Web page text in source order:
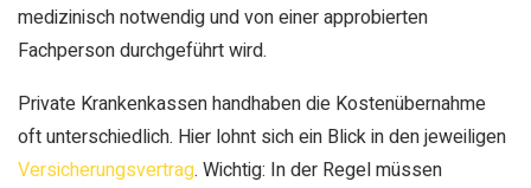
medizinisch notwendig und von einer approbierten
Fachperson durchgeführt wird.
Private Krankenkassen handhaben die Kostenübernahme
oft unterschiedlich. Hier lohnt sich ein Blick in den jeweiligen
Versicherungsvertrag. Wichtig: In der Regel müssen